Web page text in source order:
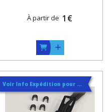
À partir de 1 €
Voir Info Expédition pour Régler les Frais de Port au Meilleur Prix , En haut d'ecran à Droite